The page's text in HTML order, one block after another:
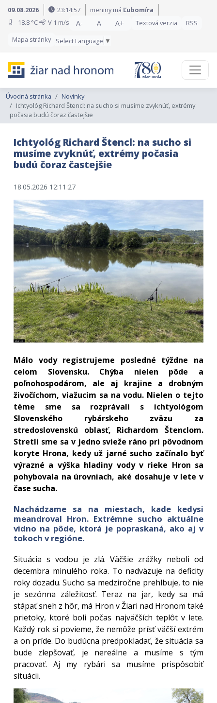
Preskočiť na obsah
Preskočiť na hlavné menu
09.08.2026 23:14:59 meniny má Ľubomíra
18.8 °C
V 1 m/s A- A A+ Textová verzia
RSS
Mapa stránky
Select Language ▼
Úvodná stránka
Novinky
Ichtyológ Richard Štencl: na sucho si musíme zvyknúť, extrémy
počasia budú čoraz častejšie
Ichtyológ Richard Štencl: na sucho si
musíme zvyknúť, extrémy počasia
budú čoraz častejšie
18.05.2026 12:11:27
Málo vody registrujeme posledné týždne na
celom Slovensku. Chýba nielen pôde a
poľnohospodárom, ale aj krajine a drobným
živočíchom, viažucim sa na vodu. Nielen o tejto
téme sme sa rozprávali s ichtyológom
Slovenského rybárskeho zväzu za
stredoslovenskú oblasť, Richardom Štenclom.
Stretli sme sa v jedno svieže ráno pri pôvodnom
koryte Hrona, kedy už jarné sucho začínalo byť
výrazné a výška hladiny vody v rieke Hron sa
pohybovala na úrovniach, aké dosahuje v lete v
čase sucha.
Nachádzame sa na miestach, kade kedysi
meandroval Hron. Extrémne sucho aktuálne
vidno na pôde, ktorá je popraskaná, ako aj v
tokoch v regióne.
Situácia s vodou je zlá. Väčšie zrážky neboli od
decembra minulého roka. To nadväzuje na deficity
roky dozadu. Sucho sa medziročne prehlbuje, to nie
je sezónna záležitosť. Teraz na jar, kedy sa má
stápať sneh z hôr, má Hron v Žiari nad Hronom také
prietoky, ktoré boli počas najväčších teplôt v lete.
Každý rok si povieme, že nemôže prísť väčší extrém
a on príde. Do budúcna predpokladať, že situácia sa
bude zlepšovať, je nereálne a musíme s tým
pracovať. Aj my rybári sa musíme prispôsobiť
situácii.